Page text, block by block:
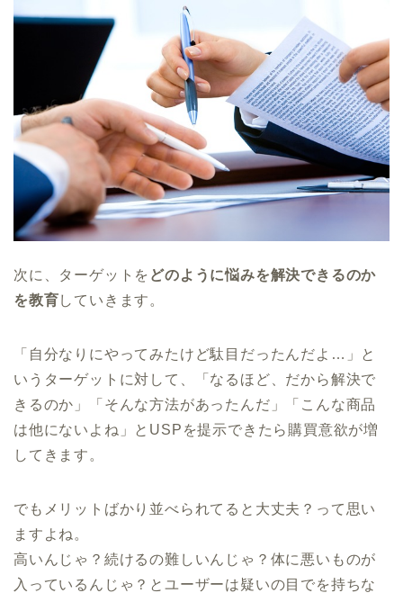
次に、ターゲットを どのように悩みを解決できるのか
を教育していきます。
「自分なりにやってみたけど駄目だったんだよ…」と
いうターゲットに対して、「なるほど、だから解決で
きるのか」「そんな方法があったんだ」「こんな商品
は他にないよね」とUSPを提示できたら購買意欲が増
してきます。
でもメリットばかり並べられてると大丈夫？って思い
ますよね。
高いんじゃ？続けるの難しいんじゃ？体に悪いものが
入っているんじゃ？とユーザーは疑いの目でを持ちな